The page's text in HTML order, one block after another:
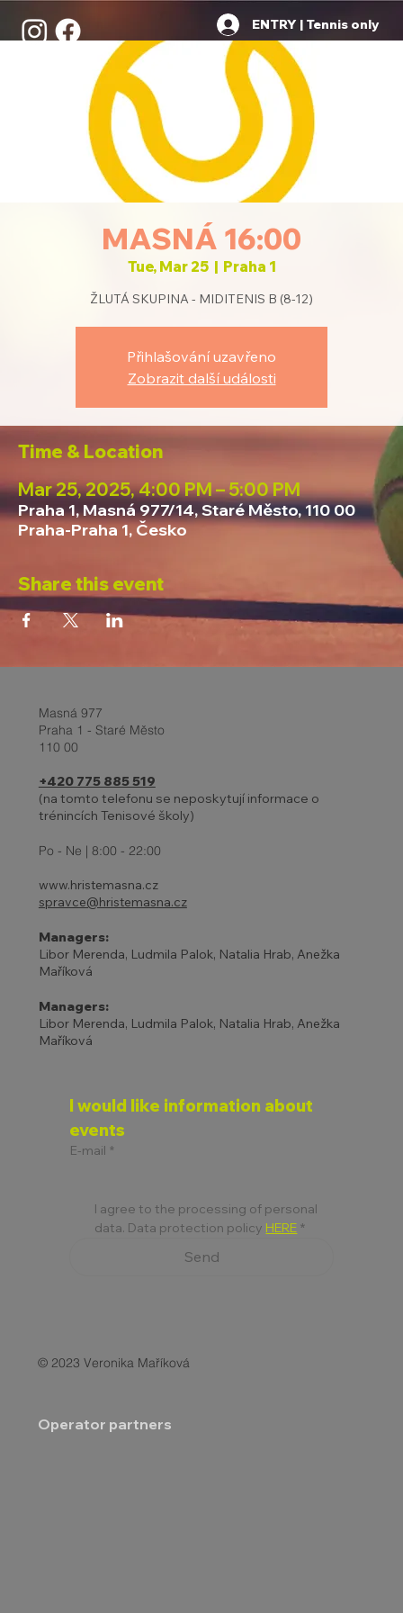
ENTRY | Tennis only
MASNÁ 16:00
Tue, Mar 25
  |
Praha 1
ŽLUTÁ SKUPINA - MIDITENIS B (8-12)
Přihlašování uzavřeno
Zobrazit další události
Time & Location
Mar 25, 2025, 4:00 PM – 5:00 PM
Praha 1, Masná 977/14, Staré Město, 110 00
Praha-Praha 1, Česko
Share this event
Masná 977
Praha 1 - Staré Město
110 00
+420 775 885 519
(na tomto telefonu se neposkytují informace o
trénincích Tenisové školy)
Po - Ne | 8:00 - 22:00
www.hristemasna.cz
spravce@hristemasna.cz
Managers:
Libor Merenda, Ludmila Palok, Natalia Hrab, Anežka
Maříková
Managers:
Libor Merenda, Ludmila Palok, Natalia Hrab, Anežka
Maříková
I would like information about
events
E-mail *
I agree to the processing of personal
data. Data protection policy HERE *
Send
© 2023 Veronika Maříková
Operator partners